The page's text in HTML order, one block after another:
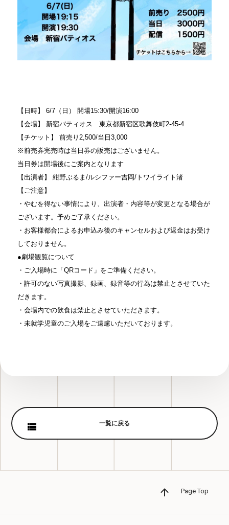
【日時】 6/7（日） 開場15:30/開演16:00
【会場】 新宿バティオス 東京都新宿区歌舞伎町2-45-4
【チケット】 前売り2,500/当日3,000
※前売券完売時は当日券の販売はございません。
当日券は開場後にご案内となります
【出演者】 紺野ぶるま/ルシファー吉岡/トワイライト渚
【ご注意】
・やむを得ない事情により、出演者・内容等が変更となる場合が
ございます。予めご了承ください。
・お客様都合によるお申込み後のキャンセルおよび返金はお受け
しておりません。
●劇場観覧について
・ご入場時に「QRコード」をご準備ください。
・許可のない写真撮影、録画、録音等の行為は禁止とさせていた
だきます。
・会場内での飲食は禁止とさせていただきます。
・未就学児童のご入場をご遠慮いただいております。
一覧に戻る
Page Top